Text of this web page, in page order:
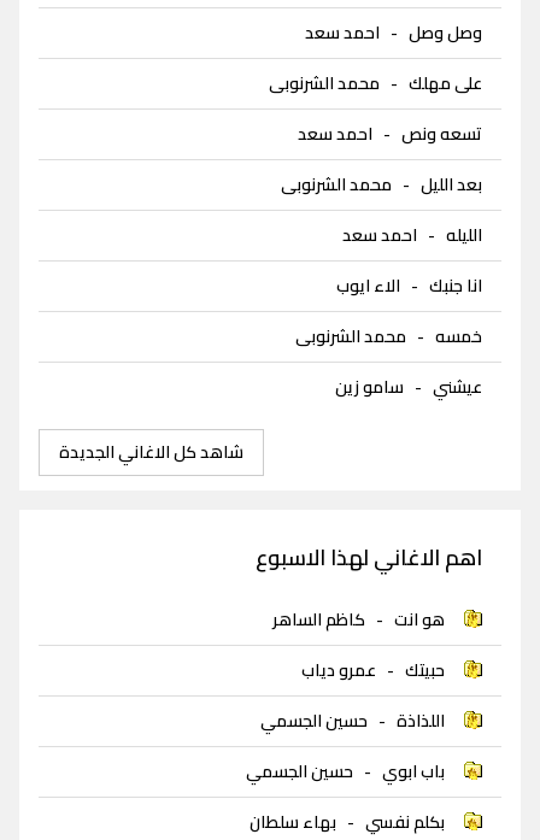
وصل وصل - احمد سعد
على مهلك - محمد الشرنوبى
تسعه ونص - احمد سعد
بعد الليل - محمد الشرنوبى
الليله - احمد سعد
انا جنبك - الاء ايوب
خمسه - محمد الشرنوبى
عيشني - سامو زين
شاهد كل الاغاني الجديدة
اهم الاغاني لهذا الاسبوع
هو انت - كاظم الساهر
حبيتك - عمرو دياب
اللذاذة - حسين الجسمي
باب ابوي - حسين الجسمي
بكلم نفسي - بهاء سلطان